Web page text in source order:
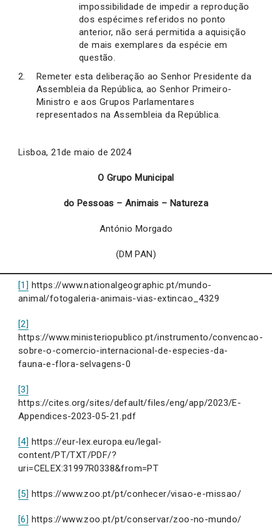
impossibilidade de impedir a reprodução
dos espécimes referidos no ponto
anterior, não será permitida a aquisição
de mais exemplares da espécie em
questão.
Remeter esta deliberação ao Senhor Presidente da
Assembleia da República, ao Senhor Primeiro-
Ministro e aos Grupos Parlamentares
representados na Assembleia da República.
Lisboa, 21de maio de 2024
O Grupo Municipal
do Pessoas – Animais – Natureza
António Morgado
(DM PAN)
[1] https://www.nationalgeographic.pt/mundo-
animal/fotogaleria-animais-vias-extincao_4329
[2]
https://www.ministeriopublico.pt/instrumento/convencao-
sobre-o-comercio-internacional-de-especies-da-
fauna-e-flora-selvagens-0
[3]
https://cites.org/sites/default/files/eng/app/2023/E-
Appendices-2023-05-21.pdf
[4] https://eur-lex.europa.eu/legal-
content/PT/TXT/PDF/?
uri=CELEX:31997R0338&from=PT
[5] https://www.zoo.pt/pt/conhecer/visao-e-missao/
[6] https://www.zoo.pt/pt/conservar/zoo-no-mundo/